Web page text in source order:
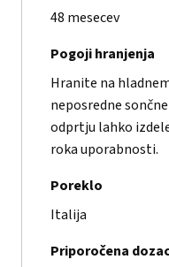
48 mesecev
Pogoji hranjenja
Hranite na
neposredne
odprtju lahko
roka uporabnosti.
Poreklo
Italija
Priporočena